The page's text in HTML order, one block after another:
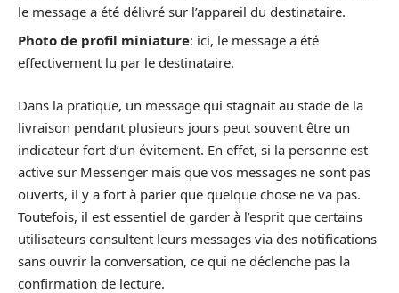
le message a été délivré sur l’appareil du destinataire.
Photo de profil miniature: ici, le message a été
effectivement lu par le destinataire.
Dans la pratique, un message qui stagnait au stade de la
livraison pendant plusieurs jours peut souvent être un
indicateur fort d’un évitement. En effet, si la personne est
active sur Messenger mais que vos messages ne sont pas
ouverts, il y a fort à parier que quelque chose ne va pas.
Toutefois, il est essentiel de garder à l’esprit que certains
utilisateurs consultent leurs messages via des notifications
sans ouvrir la conversation, ce qui ne déclenche pas la
confirmation de lecture.